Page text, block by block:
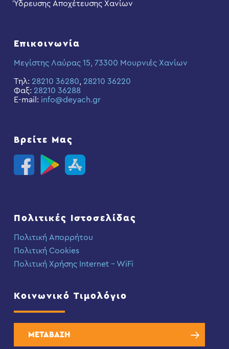
Ύδρευσης Αποχέτευσης Χανίων
Επικοινωνία
Μεγίστης Λαύρας 15, 73300 Μουρνιές Χανίων
Τηλ: 28210 36280, 28210 36220
Φαξ: 28210 36288
E-mail: info@deyach.gr
Βρείτε Μας
Πολιτικές Ιστοσελίδας
Πολιτική Απορρήτου
Πολιτική Cookies
Πολιτική Χρήσης Internet – WiFi
Κοινωνικό Τιμολόγιο
ΜΕΤΑΒΑΣΗ